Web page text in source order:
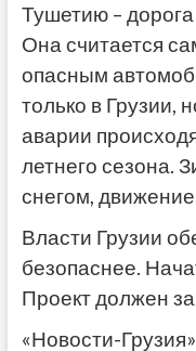
Тушетию –
Она считается
опасным
только в Грузии,
аварии
летнего сезона.
снегом,
Власти Грузии
безопаснее.
Проект должен
«Новости-